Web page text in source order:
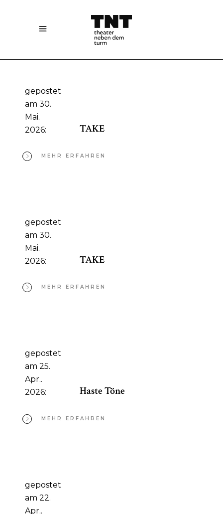
gepostet
am 30.
Mai.
2026:
TAKE
MEHR ERFAHREN
gepostet
am 30.
Mai.
2026:
TAKE
MEHR ERFAHREN
gepostet
am 25.
Apr..
2026:
Haste Töne
MEHR ERFAHREN
gepostet
am 22.
Apr..